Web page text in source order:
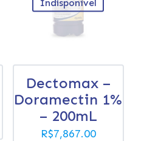
Indisponível
Dectomax –
Doramectin 1%
– 200mL
R$7,867.00